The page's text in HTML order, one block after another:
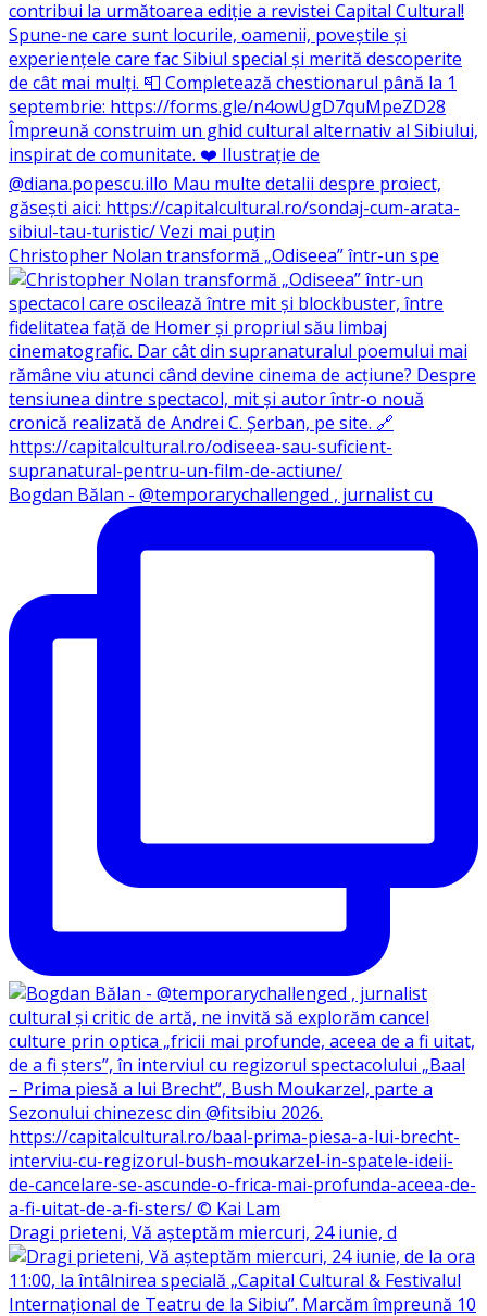
Christopher Nolan transformă „Odiseea” într-un spe
Bogdan Bălan - @temporarychallenged , jurnalist cu
Dragi prieteni, Vă așteptăm miercuri, 24 iunie, d